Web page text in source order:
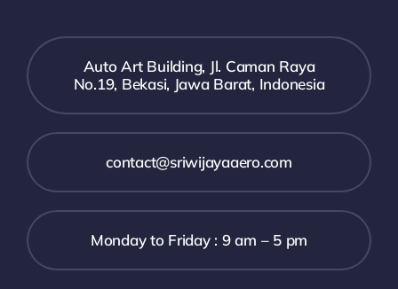
Auto Art Building, Jl. Caman Raya
No.19, Bekasi, Jawa Barat, Indonesia
contact@sriwijayaaero.com
Monday to Friday : 9 am – 5 pm